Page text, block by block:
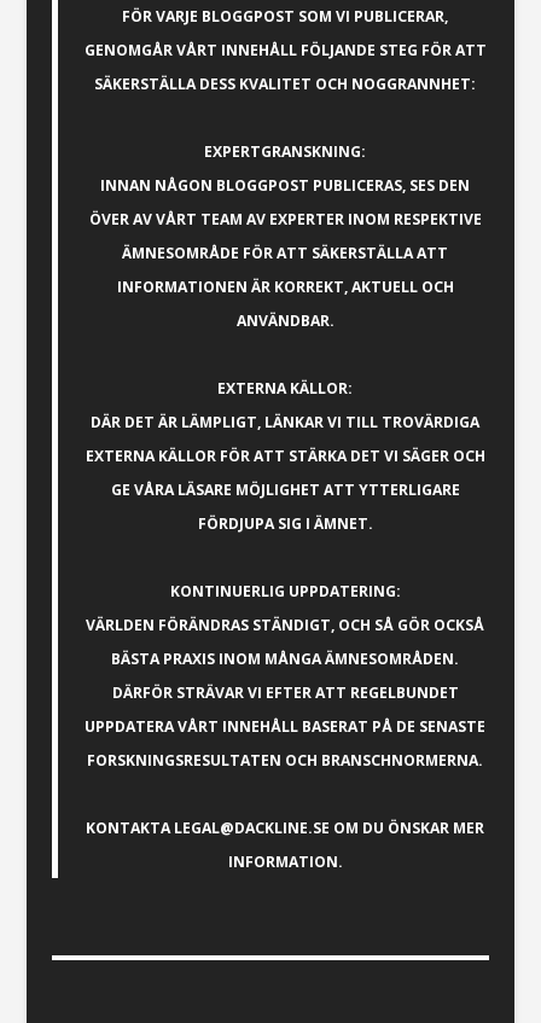
FÖR VARJE BLOGGPOST SOM VI PUBLICERAR,
GENOMGÅR VÅRT INNEHÅLL FÖLJANDE STEG FÖR ATT
SÄKERSTÄLLA DESS KVALITET OCH NOGGRANNHET:
EXPERTGRANSKNING:
INNAN NÅGON BLOGGPOST PUBLICERAS, SES DEN
ÖVER AV VÅRT TEAM AV EXPERTER INOM RESPEKTIVE
ÄMNESOMRÅDE FÖR ATT SÄKERSTÄLLA ATT
INFORMATIONEN ÄR KORREKT, AKTUELL OCH
ANVÄNDBAR.
EXTERNA KÄLLOR:
DÄR DET ÄR LÄMPLIGT, LÄNKAR VI TILL TROVÄRDIGA
EXTERNA KÄLLOR FÖR ATT STÄRKA DET VI SÄGER OCH
GE VÅRA LÄSARE MÖJLIGHET ATT YTTERLIGARE
FÖRDJUPA SIG I ÄMNET.
KONTINUERLIG UPPDATERING:
VÄRLDEN FÖRÄNDRAS STÄNDIGT, OCH SÅ GÖR OCKSÅ
BÄSTA PRAXIS INOM MÅNGA ÄMNESOMRÅDEN.
DÄRFÖR STRÄVAR VI EFTER ATT REGELBUNDET
UPPDATERA VÅRT INNEHÅLL BASERAT PÅ DE SENASTE
FORSKNINGSRESULTATEN OCH BRANSCHNORMERNA.
KONTAKTALEGAL@DACKLINE.SE OM DU ÖNSKAR MER
INFORMATION.